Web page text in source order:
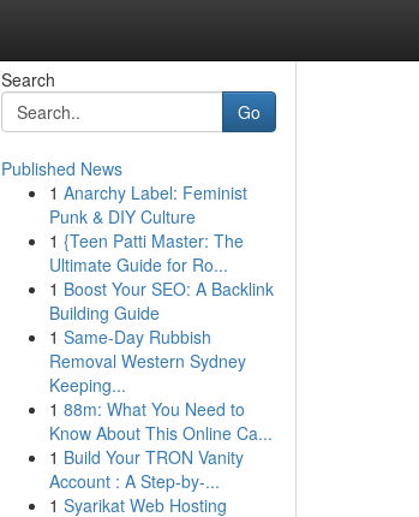
Search
Go
Published News
1 Anarchy Label: Feminist
Punk & DIY Culture
1 {Teen Patti Master: The
Ultimate Guide for Ro...
1 Boost Your SEO: A Backlink
Building Guide
1 Same-Day Rubbish
Removal Western Sydney
Keeping...
1 88m: What You Need to
Know About This Online Ca...
1 Build Your TRON Vanity
Account : A Step-by-...
1 Syarikat Web Hosting